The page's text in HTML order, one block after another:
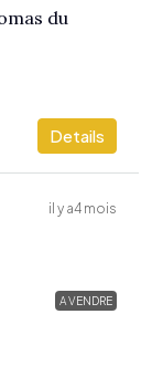
du
Details
il y a4 mois
A VENDRE